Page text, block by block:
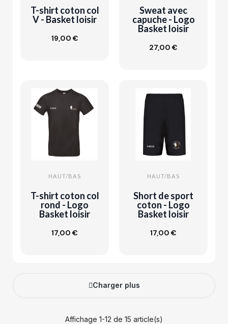
T-shirt coton col
V - Basket loisir
19,00 €
Ajouter au
panier
Sweat avec
capuche - Logo
Basket loisir
27,00 €
Customize
HAUT/BAS
T-shirt coton col
rond - Logo
Basket loisir
17,00 €
Ajouter au
panier
HAUT/BAS
Short de sport
coton - Logo
Basket loisir
17,00 €
Customize
Charger plus
Affichage 1-12 de 15 article(s)